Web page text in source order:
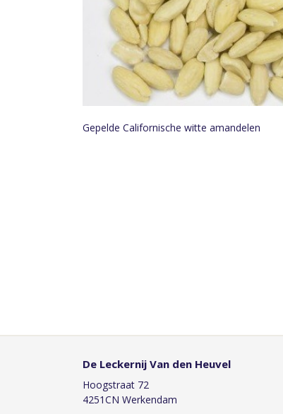
Gepelde Californische witte amandelen
De Leckernij Van den Heuvel
Hoogstraat 72
4251CN Werkendam